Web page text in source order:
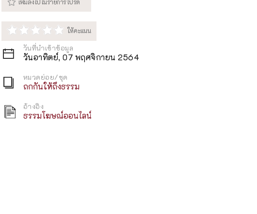
วันที่นำเข้าข้อมูล
วันอาทิตย์, 07 พฤศจิกายน 2564
หมวดย่อย/ชุด
ถกกันให้ถึงธรรม
อ้างอิง
ธรรมโฆษณ์ออนไลน์